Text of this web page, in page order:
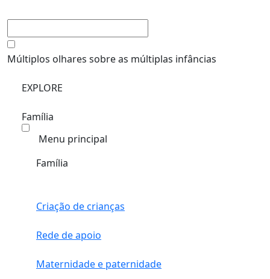
Múltiplos olhares sobre as múltiplas infâncias
EXPLORE
Família
Menu principal
Família
Criação de crianças
Rede de apoio
Maternidade e paternidade